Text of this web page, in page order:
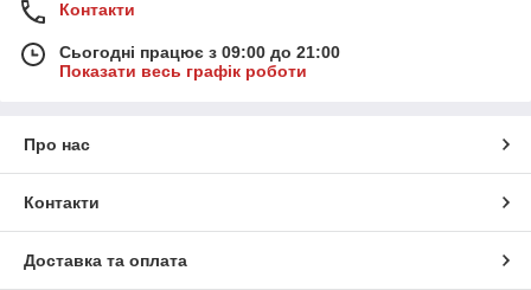
Контакти
Сьогодні працює з 09:00 до 21:00
Показати весь графік роботи
Про нас
Контакти
Доставка та оплата